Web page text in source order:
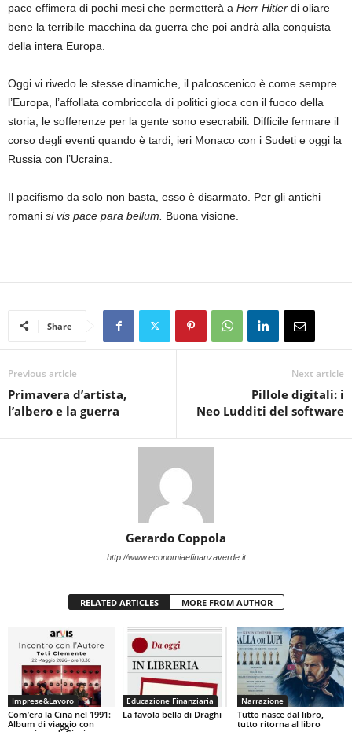
pace effimera di pochi mesi che permetterà a Herr Hitler di oliare
bene la terribile macchina da guerra che poi andrà alla conquista
della intera Europa.
Oggi vi rivedo le stesse dinamiche, il palcoscenico è come sempre
l’Europa, l’affollata combriccola di politici gioca con il fuoco della
storia, le sofferenze per la gente sono esecrabili. Difficile fermare il
corso degli eventi quando è tardi, ieri Monaco con i Sudeti e oggi la
Russia con l’Ucraina.
Il pacifismo da solo non basta, esso è disarmato. Per gli antichi
romani si vis pace para bellum. Buona visione.
Share
Previous article
Primavera d’artista,
l’albero e la guerra
Next article
Pillole digitali: i
Neo Ludditi del software
Gerardo Coppola
http://www.economiaefinanzaverde.it
RELATED ARTICLES MORE FROM AUTHOR
Imprese&Lavoro
Com’era la Cina nel 1991:
Album di viaggio con
Educazione Finanziaria
La favola bella di Draghi
Narrazione
Tutto nasce dal libro,
tutto ritorna al libro